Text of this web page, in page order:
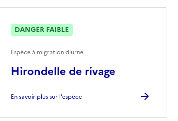
Hirondelle de rivage
DANGER FAIBLE
Espèce à migration diurne
En savoir plus sur l'espèce